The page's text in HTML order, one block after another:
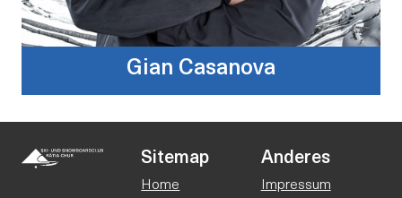
Gian Casanova
Sitemap
Home
Anderes
Impressum